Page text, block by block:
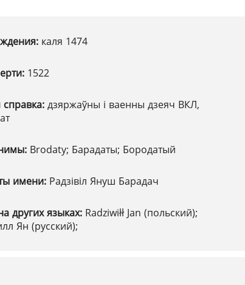
каля 1474
1522
справка: дзяржаўны і ваенны дзеяч ВКЛ,
Brodaty; Барадаты; Бородатый
имени: Радзівіл Януш Барадач
других языках: Radziwiłł Jan (польский);
Ян (русский);